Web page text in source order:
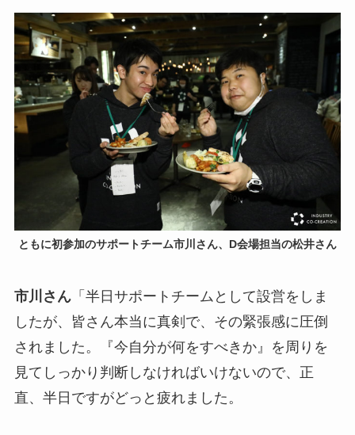
ともに初参加のサポートチーム市川さん、D会場担当の松井さん
市川さん「半日サポートチームとして設営をしま
したが、皆さん本当に真剣で、その緊張感に圧倒
されました。『今自分が何をすべきか』を周りを
見てしっかり判断しなければいけないので、正
直、半日ですがどっと疲れました。